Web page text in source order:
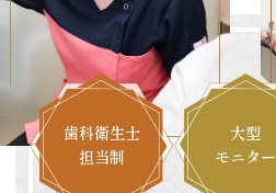
歯科衛生士
担当制
大型
モニター